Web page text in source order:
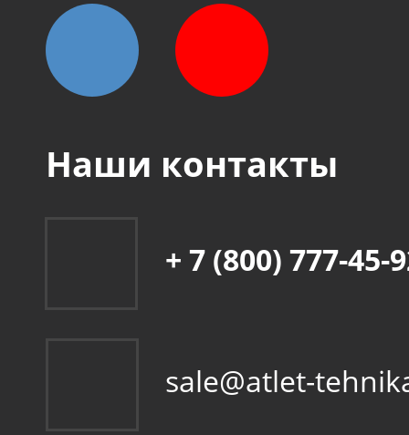
Наши контакты
+ 7 (800) 777-45-
sale@atlet-